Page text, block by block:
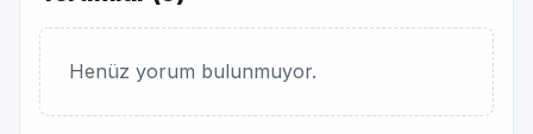
Henüz yorum bulunmuyor.